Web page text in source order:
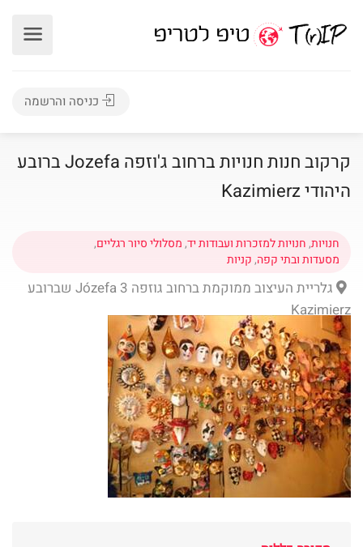
כניסה והרשמה
קרקוב חנות חנויות ברחוב ג'וזפה Jozefa ברובע
היהודי Kazimierz
חנויות,חנויות למזכרות ועבודות יד,מסלולי סיור רגליים,
מסעדות ובתי קפה,קניות
גלריית העיצוב ממוקמת ברחוב גוזפה Józefa 3 שברובע
Kazimierz